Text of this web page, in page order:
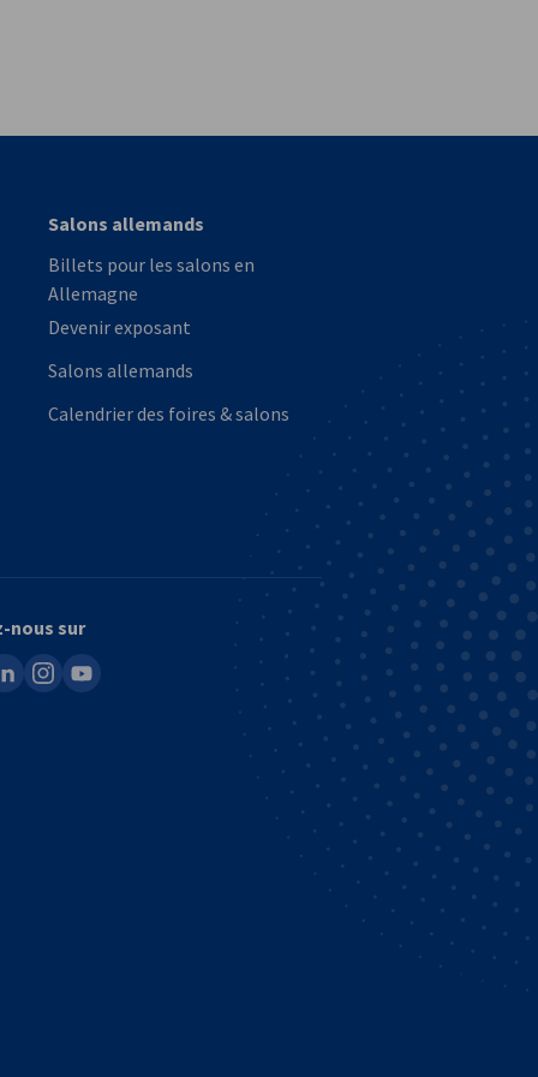
Salons allemands
Billets pour les salons en
Allemagne
Devenir exposant
Salons allemands
Calendrier des foires & salons
nous sur
instagram
youtube